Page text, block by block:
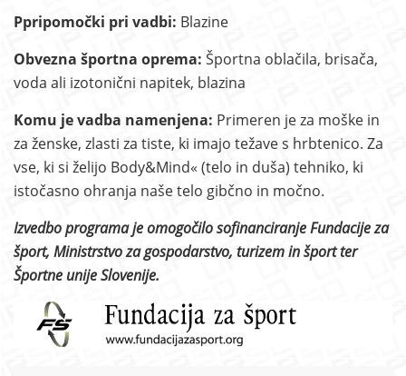
Ppripomočki pri vadbi: Blazine
Obvezna športna oprema: Športna oblačila, brisača,
voda ali izotonični napitek, blazina
Komu je vadba namenjena: Primeren je za moške in
za ženske, zlasti za tiste, ki imajo težave s hrbtenico. Za
vse, ki si želijo Body&Mind« (telo in duša) tehniko, ki
istočasno ohranja naše telo gibčno in močno.
Izvedbo programa je omogočilo sofinanciranje Fundacije za
šport, Ministrstvo za gospodarstvo, turizem in šport ter
Športne unije Slovenije.